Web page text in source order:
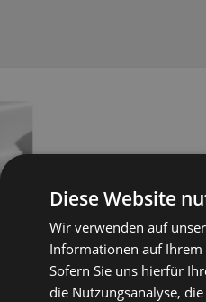
Diese Website
Wir verwenden auf
Informationen auf Ihrem
Sofern Sie uns hierfür
die Nutzungsanalyse,